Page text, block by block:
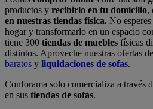
productos y recibirlo en tu domicilio,
en nuestras tiendas física. No
hogar y transformarlo en un espacio
tiene 300 tiendas de muebles físicas
distintos. Aproveche nuestras ofertas de
baratos y liquidaciones de sofas.
Conforama solo comercializa a través
en sus tiendas de sofás.